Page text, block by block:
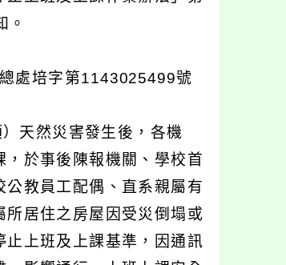
。
處培字第1143025499號
天然災害發生後，各機
於事後陳報機關、學校首
教員工配偶、直系親屬有
居住之房屋因受災倒塌或
上班及上課基準，因通訊